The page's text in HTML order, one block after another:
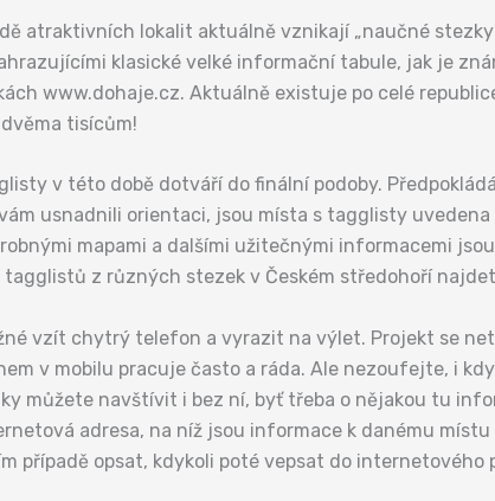
atraktivních lokalit aktuálně vznikají „naučné
klasické velké informační tabule, jak je
www.dohaje.cz. Aktuálně existuje po celé
tisícům!
v této době dotváří do finální podoby.
usnadnili orientaci, jsou místa s tagglisty
mapami a dalšími užitečnými informacemi
z různých stezek v Českém středohoří
vzít chytrý telefon a vyrazit na výlet. Projekt se
v mobilu pracuje často a ráda. Ale nezoufejte, i
můžete navštívit i bez ní, byť třeba o nějakou tu
adresa, na níž jsou informace k danému
případě opsat, kdykoli poté vepsat do